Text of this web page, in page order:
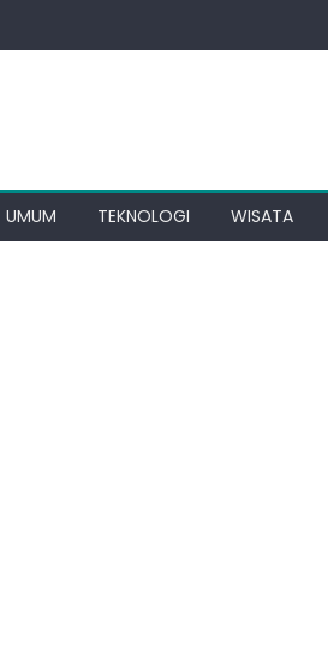
UMUM TEKNOLOGI WISATA